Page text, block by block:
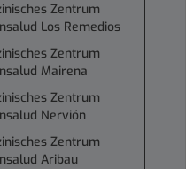
Zentrum
Los Remedios
Zentrum
Mairena
Zentrum
Nervión
Zentrum
Aribau